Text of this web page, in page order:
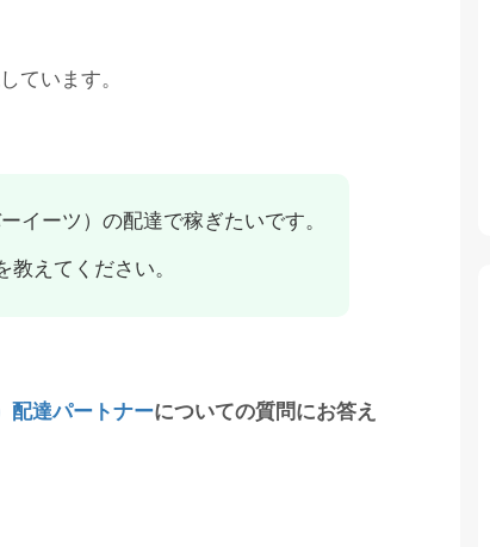
ています。
イーツ）の配達で稼ぎたいです。
えてください。
配達パートナーについての質問にお答え